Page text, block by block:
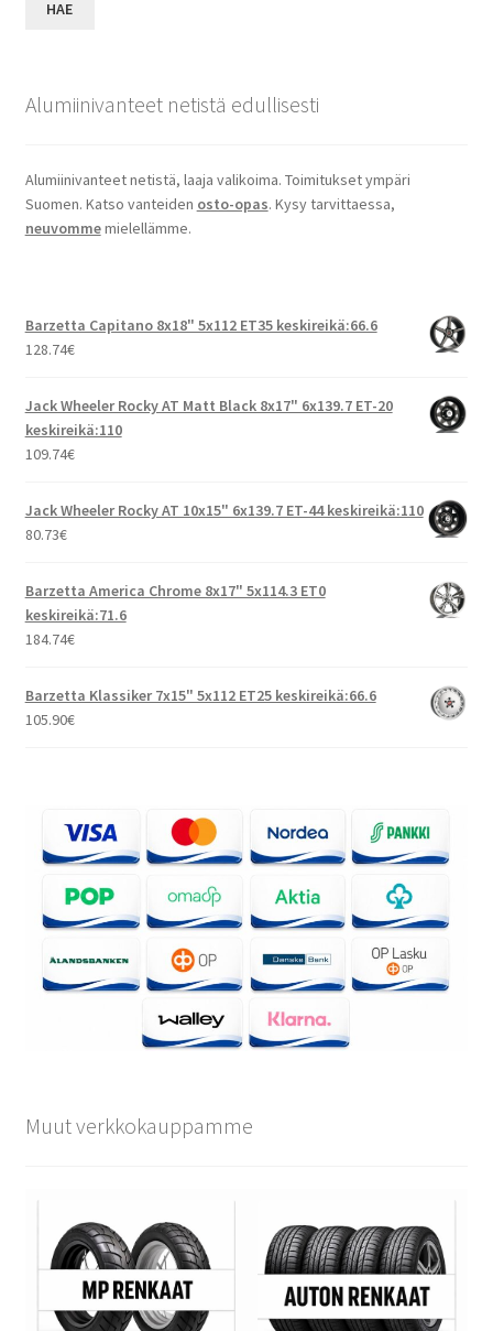
HAE
Alumiinivanteet netistä edullisesti
Alumiinivanteet netistä, laaja valikoima. Toimitukset ympäri
Suomen. Katso vanteiden osto-opas. Kysy tarvittaessa,
neuvommemielellämme.
Barzetta Capitano 8x18" 5x112 ET35 keskireikä:66.6
128.74€
Jack Wheeler Rocky AT Matt Black 8x17" 6x139.7 ET-20
keskireikä:110
109.74€
Jack Wheeler Rocky AT 10x15" 6x139.7 ET-44 keskireikä:110
80.73€
Barzetta America Chrome 8x17" 5x114.3 ET0
keskireikä:71.6
184.74€
Barzetta Klassiker 7x15" 5x112 ET25 keskireikä:66.6
105.90€
Muut verkkokauppamme